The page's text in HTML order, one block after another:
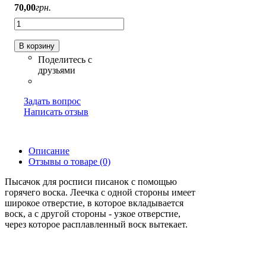
70,00грн.
В корзину
Задать вопрос
Написать отзыв
Описание
Отзывы о товаре (0)
Пысачок для росписи писанок с помощью
горячего воска. Леечка с одной стороны имеет
широкое отверстие, в которое вкладывается
воск, а с другой стороны - узкое отверстие,
через которое расплавленный воск вытекает.